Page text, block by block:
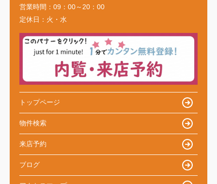
営業時間： 09：00～20：00
定休日： 火・水
トップページ
物件検索
来店予約
ブログ